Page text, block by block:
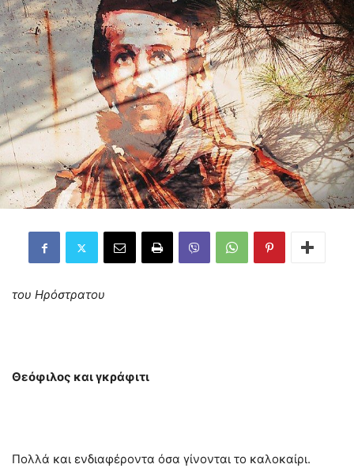
του Ηρόστρατου
Θεόφιλος και γκράφιτι
Πολλά και ενδιαφέροντα όσα γίνονται το καλοκαίρι.